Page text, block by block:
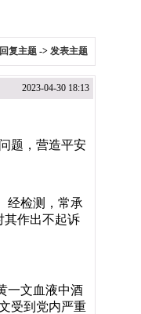
回复主题 -> 发表主题
2023-04-30 18:13
题，营造平安
经检测，常承
其作出不起诉
一文血液中酒
受到党内严重